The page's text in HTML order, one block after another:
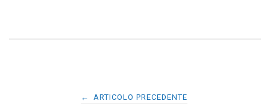
Navigazione
← ARTICOLO PRECEDENTE